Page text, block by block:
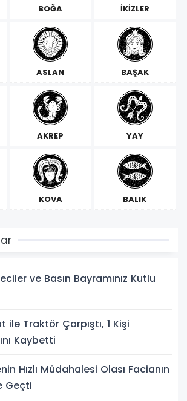
BOĞA İKİZLER
ASLAN BAŞAK
AKREP YAY
KOVA BALIK
ve Basın Bayramınız Kutlu
ile Traktör Çarpıştı, 1 Kişi
Kaybetti
Hızlı Müdahalesi Olası Facianın
Geçti